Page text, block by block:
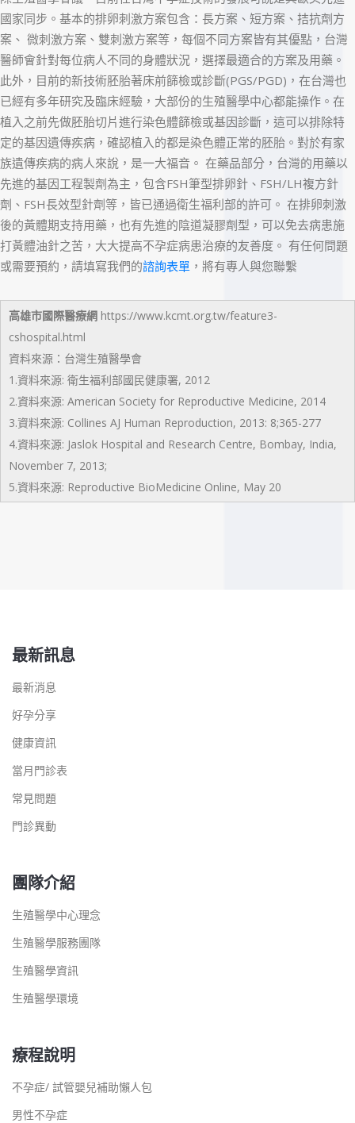
國家同步。基本的排卵刺激方案包含：長方案、短方案、拮抗劑方
案、 微刺激方案、雙刺激方案等，每個不同方案皆有其優點，台灣
醫師會針對每位病人不同的身體狀況，選擇最適合的方案及用藥。
此外，目前的新技術胚胎著床前篩檢或診斷(PGS/PGD)，在台灣也
已經有多年研究及臨床經驗，大部份的生殖醫學中心都能操作。在
植入之前先做胚胎切片進行染色體篩檢或基因診斷，這可以排除特
定的基因遺傳疾病，確認植入的都是染色體正常的胚胎。對於有家
族遺傳疾病的病人來說，是一大福音。 在藥品部分，台灣的用藥以
先進的基因工程製劑為主，包含FSH筆型排卵針、FSH/LH複方針
劑、FSH長效型針劑等，皆已通過衛生福利部的許可。 在排卵刺激
後的黃體期支持用藥，也有先進的陰道凝膠劑型，可以免去病患施
打黃體油針之苦，大大提高不孕症病患治療的友善度。 有任何問題
或需要預約，請填寫我們的諮詢表單 ，將有專人與您聯繫
高雄市國際醫療網 https://www.kcmt.org.tw/feature3-
cshospital.html
資料來源：台灣生殖醫學會
1.資料來源: 衛生福利部國民健康署, 2012
2.資料來源: American Society for Reproductive Medicine, 2014
3.資料來源: Collines AJ Human Reproduction, 2013: 8;365-277
4.資料來源: Jaslok Hospital and Research Centre, Bombay, India,
November 7, 2013;
5.資料來源: Reproductive BioMedicine Online, May 20
最新訊息
最新消息
好孕分享
健康資訊
當月門診表
常見問題
門診異動
團隊介紹
生殖醫學中心理念
生殖醫學服務團隊
生殖醫學資訊
生殖醫學環境
療程說明
不孕症/ 試管嬰兒補助懶人包
男性不孕症